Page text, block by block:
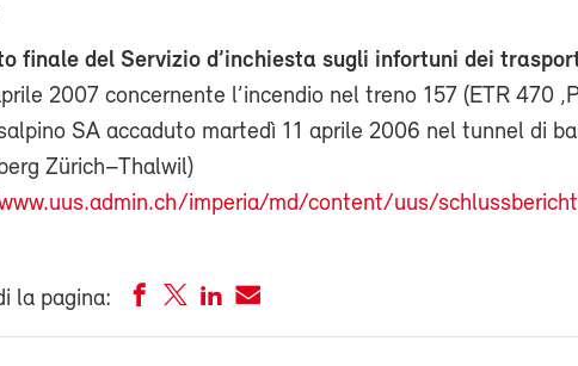
finale del Servizio d’inchiesta sugli infortuni dei
2007 concernente l’incendio nel treno 157 (ETR 470
SA accaduto martedì 11 aprile 2006 nel tunnel di
Zürich–Thalwil)
imperia/md/content/uus/
la pagina: